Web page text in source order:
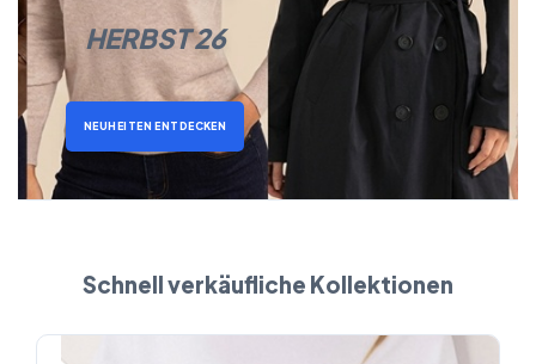
HERBST 26
NEUHEITEN ENTDECKEN
Schnell verkäufliche Kollektionen